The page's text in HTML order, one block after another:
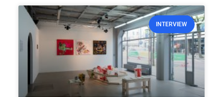
INTERVIEW